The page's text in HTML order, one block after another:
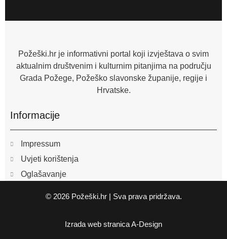
o
f
Požeški.hr je informativni portal koji izvještava o svim
aktualnim društvenim i kulturnim pitanjima na području
Grada Požege, Požeško slavonske županije, regije i
Hrvatske.
Informacije
Impressum
Uvjeti korištenja
Oglašavanje
© 2026 Požeški.hr | Sva prava pridržava.
Izrada web stranicaA-Design